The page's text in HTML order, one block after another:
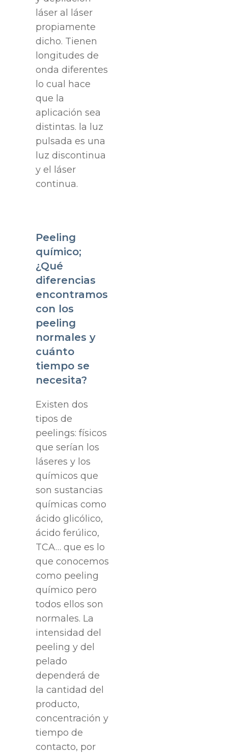
láser al láser
propiamente
dicho. Tienen
longitudes de
onda diferentes
lo cual hace
que la
aplicación sea
distintas. la luz
pulsada es una
luz discontinua
y el láser
continua.
Peeling
químico;
¿Qué
diferencias
encontramos
con los
peeling
normales y
cuánto
tiempo se
necesita?
Existen dos
tipos de
peelings: físicos
que serían los
láseres y los
químicos que
son sustancias
químicas como
ácido glicólico,
ácido ferúlico,
TCA… que es lo
que conocemos
como peeling
químico pero
todos ellos son
normales. La
intensidad del
peeling y del
pelado
dependerá de
la cantidad del
producto,
concentración y
tiempo de
contacto, por